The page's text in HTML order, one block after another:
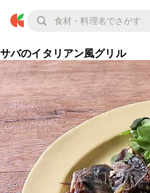
サバのイタリアン風グリル